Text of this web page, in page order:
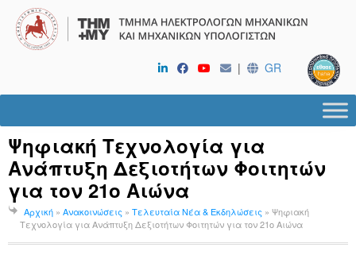
| GR
Ψηφιακή Τεχνολογία για
Ανάπτυξη Δεξιοτήτων Φοιτητών
για τον 21ο Αιώνα
Αρχική » Ανακοινώσεις » Τελευταία Νέα & Εκδηλώσεις » Ψηφιακή
Τεχνολογία για Ανάπτυξη Δεξιοτήτων Φοιτητών για τον 21ο Αιώνα